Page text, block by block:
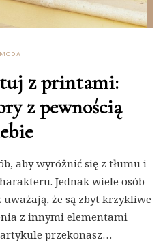
MODA
z printami:
z pewnością
aby wyróżnić się z tłumu i
Jednak wiele osób
że są zbyt krzykliwe
z innymi elementami
przekonasz…